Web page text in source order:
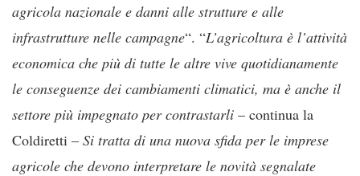
agricola nazionale e danni alle strutture e alle
infrastrutture nelle campagne“. “L’agricoltura è l’attività
economica che più di tutte le altre vive quotidianamente
le conseguenze dei cambiamenti climatici, ma è anche il
settore più impegnato per contrastarli – continua la
Coldiretti – Si tratta di una nuova sfida per le imprese
agricole che devono interpretare le novità segnalate